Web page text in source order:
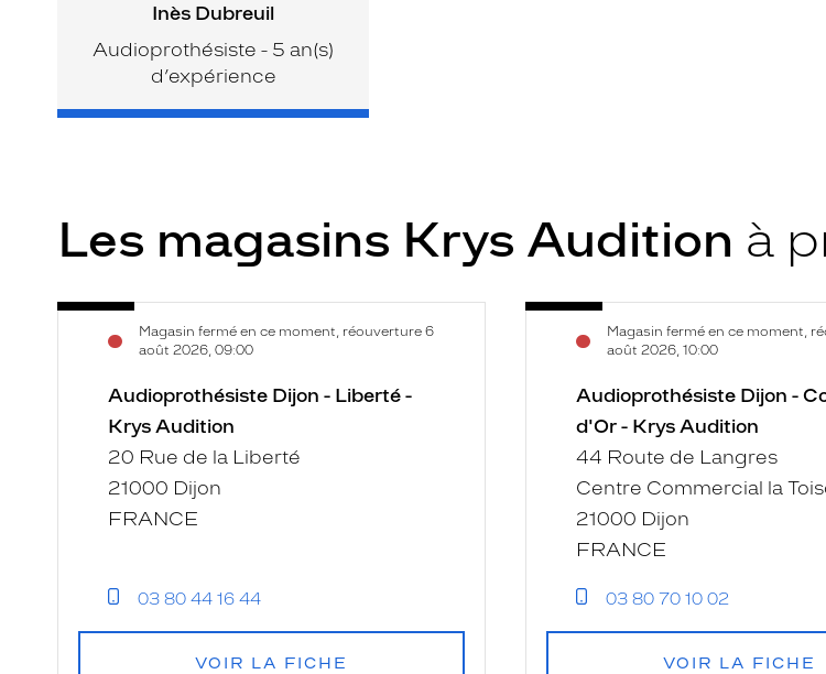
Inès Dubreuil
Audioprothésiste - 5 an(s)
d’expérience
Les magasins Krys Audition à
Audioprothésiste
Liberté
Magasin fermé en ce moment, réouverture 6
août 2026, 09:00
Voir
Audioprothésiste Dijon - Liberté -
Krys Audition
20 Rue de la Liberté
21000 Dijon
FRANCE
03 80 44 16 44
VOIR LA FICHE
Audioprothésiste
Toison
Audition
Magasin fermé en ce moment,
août 2026, 10:00
Voir
Audioprothésiste Dijon -
d'Or - Krys Audition
44 Route de Langres
Centre Commercial la
21000 Dijon
FRANCE
03 80 70 10 02
VOIR LA FICHE